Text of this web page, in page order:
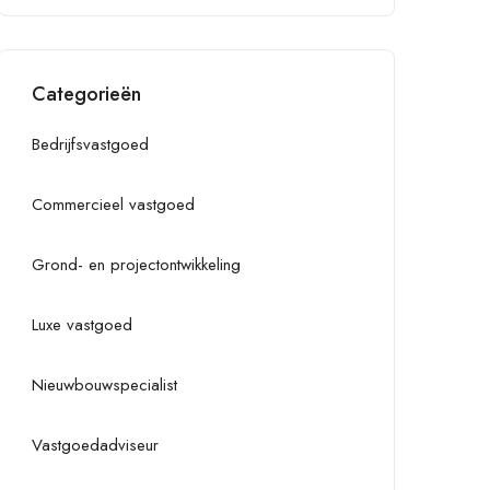
Categorieën
Bedrijfsvastgoed
Commercieel vastgoed
Grond- en projectontwikkeling
Luxe vastgoed
Nieuwbouwspecialist
Vastgoedadviseur